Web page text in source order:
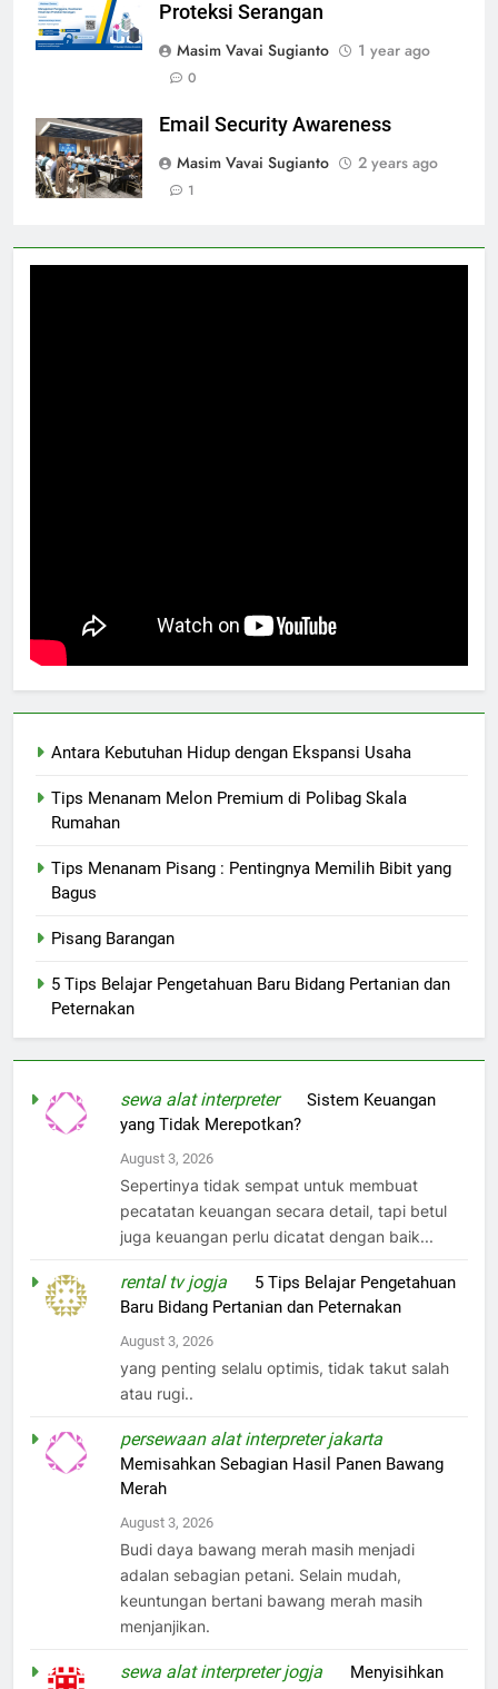
Proteksi Serangan
Masim Vavai Sugianto
1 year ago
0
Email Security Awareness
Masim Vavai Sugianto
2 years ago
1
Antara Kebutuhan Hidup dengan Ekspansi Usaha
Tips Menanam Melon Premium di Polibag Skala
Rumahan
Tips Menanam Pisang : Pentingnya Memilih Bibit yang
Bagus
Pisang Barangan
5 Tips Belajar Pengetahuan Baru Bidang Pertanian dan
Peternakan
sewa alat interpreteronSistem Keuangan
yang Tidak Merepotkan?
August 3, 2026
Sepertinya tidak sempat untuk membuat
pecatatan keuangan secara detail, tapi betul
juga keuangan perlu dicatat dengan baik...
rental tv jogja
5 Tips Belajar Pengetahuan
Baru Bidang Pertanian dan Peternakan
August 3, 2026
yang penting selalu optimis, tidak takut salah
atau rugi..
persewaan alat interpreter jakarta
Memisahkan Sebagian Hasil Panen Bawang
Merah
August 3, 2026
Budi daya bawang merah masih menjadi
adalan sebagian petani. Selain mudah,
keuntungan bertani bawang merah masih
menjanjikan.
sewa alat interpreter jogja
Menyisihkan